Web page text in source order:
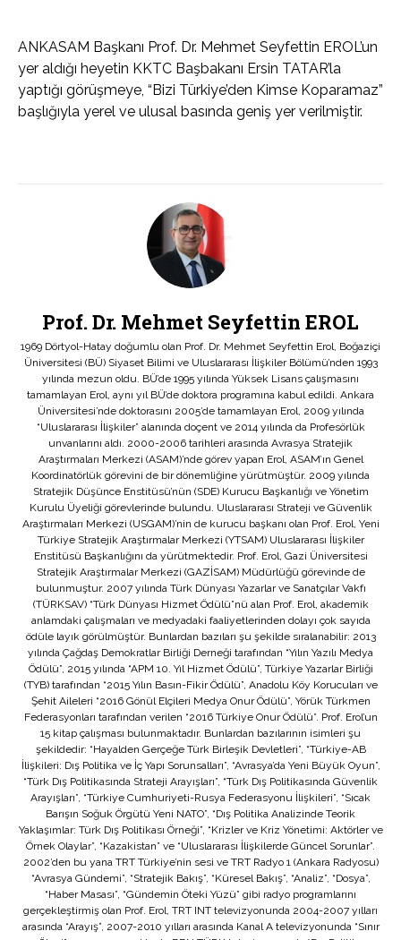
ANKASAM Başkanı Prof. Dr. Mehmet Seyfettin EROL’un
yer aldığı heyetin KKTC Başbakanı Ersin TATAR’la
yaptığı görüşmeye, “Bizi Türkiye’den Kimse Koparamaz”
başlığıyla yerel ve ulusal basında geniş yer verilmiştir.
Prof. Dr. Mehmet Seyfettin EROL
1969 Dörtyol-Hatay doğumlu olan Prof. Dr. Mehmet Seyfettin Erol, Boğaziçi
Üniversitesi (BÜ) Siyaset Bilimi ve Uluslararası İlişkiler Bölümü’nden 1993
yılında mezun oldu. BÜ’de 1995 yılında Yüksek Lisans çalışmasını
tamamlayan Erol, aynı yıl BÜ’de doktora programına kabul edildi. Ankara
Üniversitesi’nde doktorasını 2005’de tamamlayan Erol, 2009 yılında
“Uluslararası İlişkiler” alanında doçent ve 2014 yılında da Profesörlük
unvanlarını aldı. 2000-2006 tarihleri arasında Avrasya Stratejik
Araştırmaları Merkezi (ASAM)’nde görev yapan Erol, ASAM’ın Genel
Koordinatörlük görevini de bir dönemliğine yürütmüştür. 2009 yılında
Stratejik Düşünce Enstitüsü’nün (SDE) Kurucu Başkanlığı ve Yönetim
Kurulu Üyeliği görevlerinde bulundu. Uluslararası Strateji ve Güvenlik
Araştırmaları Merkezi (USGAM)’nin de kurucu başkanı olan Prof. Erol, Yeni
Türkiye Stratejik Araştırmalar Merkezi (YTSAM) Uluslararası İlişkiler
Enstitüsü Başkanlığını da yürütmektedir. Prof. Erol, Gazi Üniversitesi
Stratejik Araştırmalar Merkezi (GAZİSAM) Müdürlüğü görevinde de
bulunmuştur. 2007 yılında Türk Dünyası Yazarlar ve Sanatçılar Vakfı
(TÜRKSAV) “Türk Dünyası Hizmet Ödülü”nü alan Prof. Erol, akademik
anlamdaki çalışmaları ve medyadaki faaliyetlerinden dolayı çok sayıda
ödüle layık görülmüştür. Bunlardan bazıları şu şekilde sıralanabilir: 2013
yılında Çağdaş Demokratlar Birliği Derneği tarafından “Yılın Yazılı Medya
Ödülü”, 2015 yılında “APM 10. Yıl Hizmet Ödülü”, Türkiye Yazarlar Birliği
(TYB) tarafından “2015 Yılın Basın-Fikir Ödülü”, Anadolu Köy Korucuları ve
Şehit Aileleri “2016 Gönül Elçileri Medya Onur Ödülü”, Yörük Türkmen
Federasyonları tarafından verilen “2016 Türkiye Onur Ödülü”. Prof. Erol’un
15 kitap çalışması bulunmaktadır. Bunlardan bazılarının isimleri şu
şekildedir: “Hayalden Gerçeğe Türk Birleşik Devletleri”, “Türkiye-AB
İlişkileri: Dış Politika ve İç Yapı Sorunsalları”, “Avrasya’da Yeni Büyük Oyun”,
“Türk Dış Politikasında Strateji Arayışları”, “Türk Dış Politikasında Güvenlik
Arayışları”, “Türkiye Cumhuriyeti-Rusya Federasyonu İlişkileri”, “Sıcak
Barışın Soğuk Örgütü Yeni NATO”, “Dış Politika Analizinde Teorik
Yaklaşımlar: Türk Dış Politikası Örneği”, “Krizler ve Kriz Yönetimi: Aktörler ve
Örnek Olaylar”, “Kazakistan” ve “Uluslararası İlişkilerde Güncel Sorunlar”.
2002’den bu yana TRT Türkiye’nin sesi ve TRT Radyo 1 (Ankara Radyosu)
“Avrasya Gündemi”, “Stratejik Bakış”, “Küresel Bakış”, “Analiz”, “Dosya”,
“Haber Masası”, “Gündemin Öteki Yüzü” gibi radyo programlarını
gerçekleştirmiş olan Prof. Erol, TRT INT televizyonunda 2004-2007 yılları
arasında “Arayış”, 2007-2010 yılları arasında Kanal A televizyonunda “Sınır